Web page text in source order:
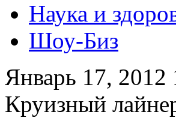
Наука и
Шоу-Биз
Январь 17, 2012
Круизный